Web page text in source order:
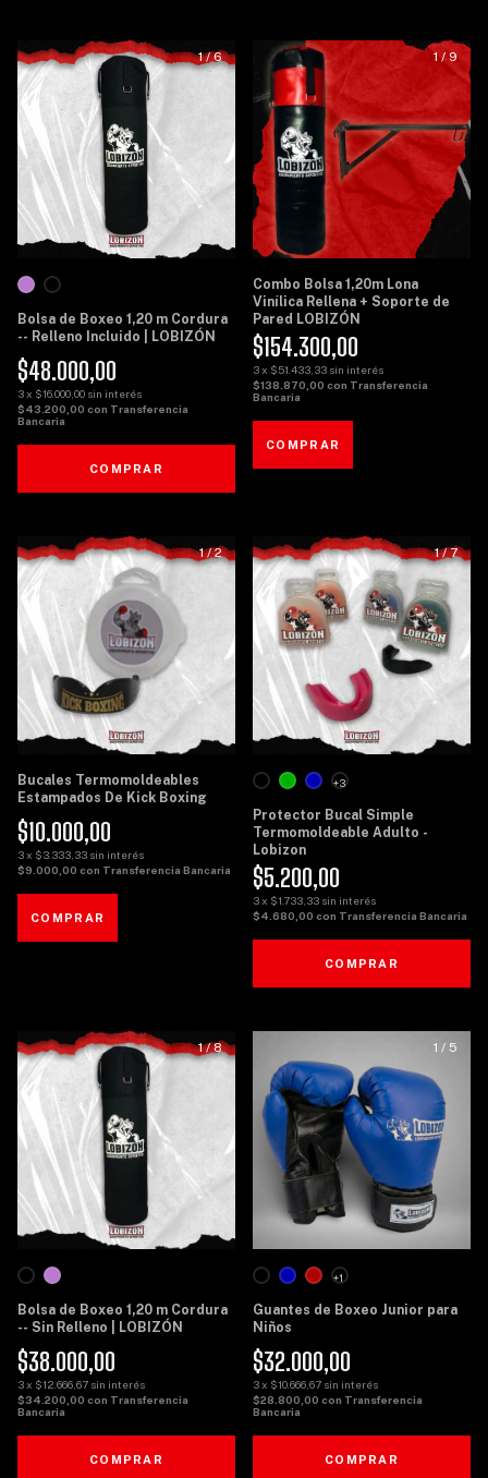
1/6
Bolsa de Boxeo 1,20 m Cordura
-- Relleno Incluido | LOBIZÓN
$48.000,00
3x $16.000,00 sin interés
$43.200,00 con Transferencia
Bancaria
COMPRAR
1/ 9
Combo Bolsa 1,20m Lona
Vinílica Rellena + Soporte de
Pared LOBIZÓN
$154.300,00
3x $51.433,33 sin interés
$138.870,00 con Transferencia
Bancaria
1/2
Bucales Termomoldeables
Estampados De Kick Boxing
$10.000,00
3x $3.333,33 sin interés
$9.000,00 con Transferencia Bancaria
1/7
Protector Bucal Simple
Termomoldeable Adulto -
Lobizon
$5.200,00
3x $1.733,33 sin interés
$4.680,00 con Transferencia Bancaria
+3
COMPRAR
1/8
Bolsa de Boxeo 1,20 m Cordura
-- Sin Relleno | LOBIZÓN
$38.000,00
3x $12.666,67 sin interés
$34.200,00 con Transferencia
Bancaria
COMPRAR
1 / 5
Guantes de Boxeo Junior para
Niños
$32.000,00
3x $10.666,67 sin interés
$28.800,00 con Transferencia
Bancaria
+1
COMPRAR